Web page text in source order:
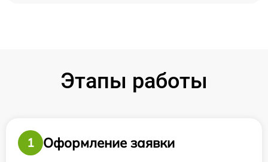
Этапы работы
1
Оформление заявки